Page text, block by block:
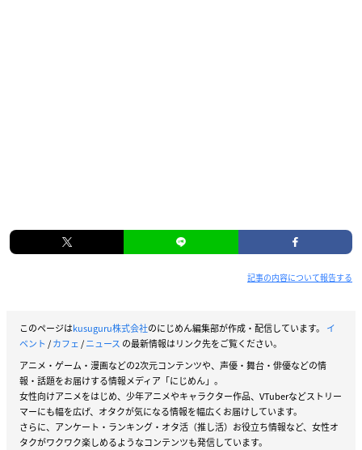
記事の内容について報告する
このページはkusuguru株式会社のにじめん編集部が作成・配信しています。 イ
ベント /カフェ/ニュース の最新情報はリンク先をご覧ください。
アニメ・ゲーム・漫画などの2次元コンテンツや、声優・舞台・俳優などの情
報・話題をお届けする情報メディア「にじめん」。
女性向けアニメをはじめ、少年アニメやキャラクター作品、VTuberなどストリー
マーにも幅を広げ、オタクが気になる情報を幅広くお届けしています。
さらに、アンケート・ランキング・オタ活（推し活）お役立ち情報など、女性オ
タクがワクワク楽しめるようなコンテンツも発信しています。